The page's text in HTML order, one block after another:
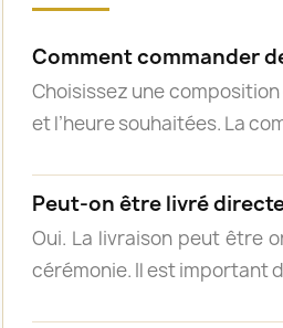
Comment commander
Choisissez une
et l’heure souhaitées. La
Peut-on être livré
Oui. La livraison peut être
cérémonie. Il est important